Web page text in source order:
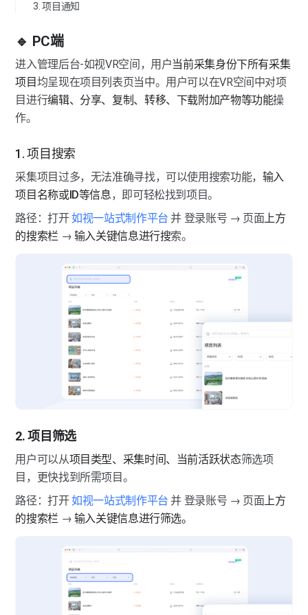
3. 项目通知
🔹 PC端
进入管理后台-如视VR空间，用户当前采集身份下所有采集
项目均呈现在项目列表页当中。用户可以在VR空间中对项
目进行编辑、分享、复制、转移、下载附加产物等功能操
作。
1. 项目搜索
采集项目过多，无法准确寻找，可以使用搜索功能， 输入
项目名称或ID等信息，即可轻松找到项目。
路径：打开 如视一站式制作平台 并 登录账号 → 页面上方
的搜索栏 → 输入关键信息进行搜索。
2. 项目筛选
用户可以从项目类型、采集时间、当前活跃状态筛选项
目，更快找到所需项目。
路径：打开 如视一站式制作平台 并 登录账号 → 页面 上方
的搜索栏 → 输入关键信息进行筛选。